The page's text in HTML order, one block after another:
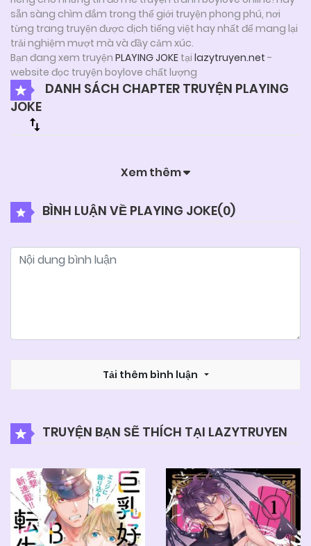
sẵn sàng chìm đắm trong thế giới truyện phong phú, nơi
từng trang truyện được dịch tiếng việt hay nhất để mang lại
trải nghiệm mượt mà và đầy cảm xúc.
Bạn đang xem truyện PLAYING JOKE tại lazytruyen.net -
website đọc truyện boylove chất lượng
DANH SÁCH CHAPTER TRUYỆN PLAYING
JOKE
Xem thêm
BÌNH LUẬN VỀ PLAYING JOKE(0)
Tải thêm bình luận
TRUYỆN BẠN SẼ THÍCH TẠI LAZYTRUYEN